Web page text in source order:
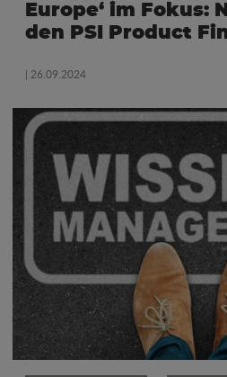
Europe‘ im Fokus:
den PSI Product
| 26.09.2024